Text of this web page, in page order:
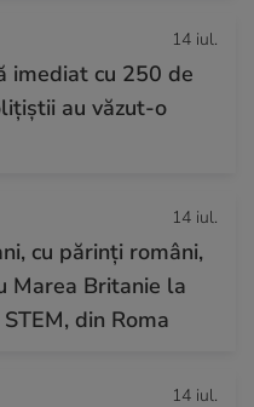
14 iul.
imediat cu 250 de
au văzut-o
14 iul.
cu părinți români,
Marea Britanie la
din Roma
14 iul.